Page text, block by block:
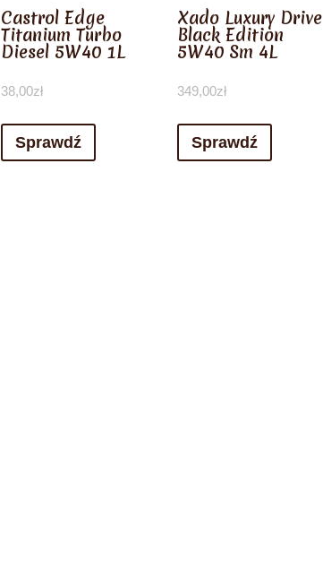
Castrol Edge
Titanium Turbo
Diesel 5W40 1L
38,00zł
Sprawdź
Xado Luxury Drive
Black Edition
5W40 Sm 4L
349,00zł
Sprawdź